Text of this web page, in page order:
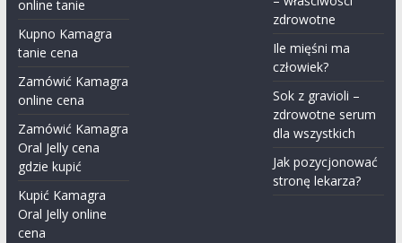
online tanie
Kupno Kamagra
tanie cena
Zamówić Kamagra
online cena
Zamówić Kamagra
Oral Jelly cena
gdzie kupić
Kupić Kamagra
Oral Jelly online
cena
zdrowotne
Ile mięśni ma
człowiek?
Sok z gravioli –
zdrowotne serum
dla wszystkich
Jak pozycjonować
stronę lekarza?